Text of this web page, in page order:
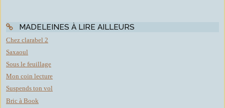
MADELEINES À LIRE AILLEURS
Chez clarabel 2
Saxaoul
Sous le feuillage
Mon coin lecture
Suspends ton vol
Bric à Book